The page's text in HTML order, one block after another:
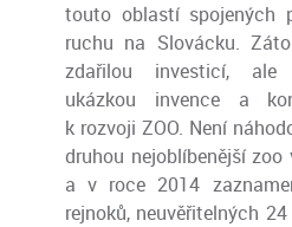
touto oblastí spojených
ruchu na Slovácku.
zdařilou investicí, ale
ukázkou invence a
k rozvoji ZOO. Není
druhou nejoblíbenější zoo
a v roce 2014
rejnoků, neuvěřitelných